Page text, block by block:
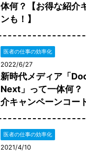
体何？【お得な紹介
ンも！】
医者の仕事の効率化
2022/6/27
新時代メディア「
Next」って一体何？
介キャンペーンコー
医者の仕事の効率化
2021/4/10